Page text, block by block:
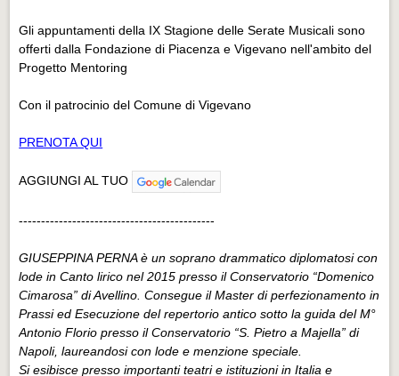
Gli appuntamenti della IX Stagione delle Serate Musicali sono
offerti dalla Fondazione di Piacenza e Vigevano nell'ambito del
Progetto Mentoring
Con il patrocinio del Comune di Vigevano
PRENOTA QUI
AGGIUNGI AL TUO
--------------------------------------------
GIUSEPPINA PERNA è un soprano drammatico diplomatosi con
lode in Canto lirico nel 2015 presso il Conservatorio “Domenico
Cimarosa” di Avellino. Consegue il Master di perfezionamento in
Prassi ed Esecuzione del repertorio antico sotto la guida del M°
Antonio Florio presso il Conservatorio “S. Pietro a Majella” di
Napoli, laureandosi con lode e menzione speciale.
Si esibisce presso importanti teatri e istituzioni in Italia e